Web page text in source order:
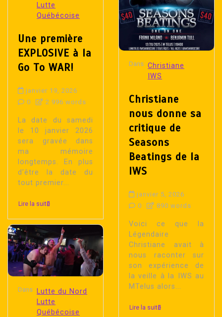
Lutte
Québécoise
Une première
EXPLOSIVE à la
Go To WAR!
janvier 19, 2026
0
2 996 words
La date du samedi
le 10 janvier 2026
sera gravée dans
ma mémoire
longtemps. En plus
d’être la date du
tout premier...
Lire la suite
Dans
Lutte du Nord
Lutte
Québécoise
Dans Christiane
IWS
Christiane
nous donne sa
critique de
Seasons
Beatings de la
IWS
janvier 5, 2026
0
890 words
Voici ce que la
Légendaire
Christiane avait à
nous raconter sur
son expérience de
la veille à la IWS au
MTelus alors...
Lire la suite